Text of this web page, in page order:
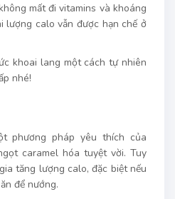
mất đi vitamins và khoáng
lượng calo vẫn được hạn chế ở
khoai lang một cách tự nhiên
nhé!
phương pháp yêu thích của
caramel hóa tuyệt vời. Tuy
tăng lượng calo, đặc biệt nếu
để nướng.